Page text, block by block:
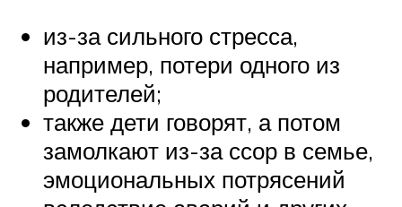
из-за сильного стресса,
например, потери одного из
родителей;
также дети говорят, а потом
замолкают из-за ссор в семье,
эмоциональных потрясений